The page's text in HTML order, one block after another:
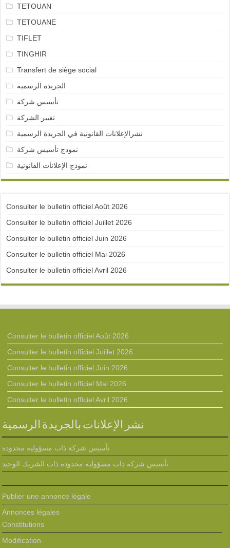
TETOUAN
TETOUANE
TIFLET
TINGHIR
Transfert de siège social
الجريدة الرسمية
تأسيس شركة
تغيير الشركة
نشرالإعلانات القانونية في الجريدة الرسمية
نمودج تأسيس شركة
نموذج الإعلانات القانونية
Consulter le bulletin officiel Août 2026
Consulter le bulletin officiel Juillet 2026
Consulter le bulletin officiel Juin 2026
Consulter le bulletin officiel Mai 2026
Consulter le bulletin officiel Avril 2026
Consulter le bulletin officiel Août 2026
Consulter le bulletin officiel Juillet 2026
Consulter le bulletin officiel Juin 2026
Consulter le bulletin officiel Mai 2026
Consulter le bulletin officiel Avril 2026
نشر الإعلانات بالجريدة الرسمية
تأسيس شركة ذات مسؤولية محدودة
تأسيس شركة ذات مسؤولية محدودة ذات الشريك الوحيد
Publier une annonce légale
Annonces légales
Constitutions
Modification